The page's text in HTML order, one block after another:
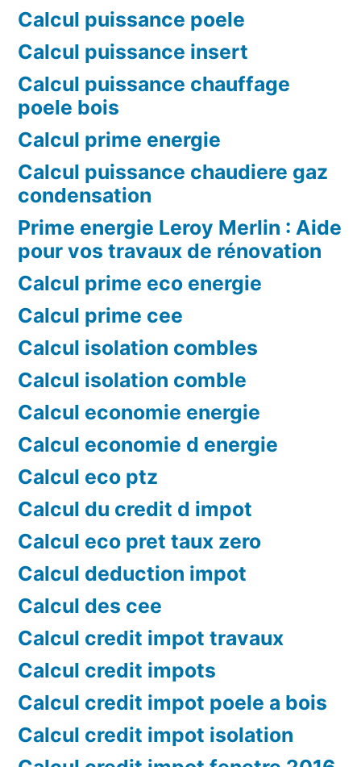
Calcul puissance poele
Calcul puissance insert
Calcul puissance chauffage
poele bois
Calcul prime energie
Calcul puissance chaudiere gaz
condensation
Prime energie Leroy Merlin : Aide
pour vos travaux de rénovation
Calcul prime eco energie
Calcul prime cee
Calcul isolation combles
Calcul isolation comble
Calcul economie energie
Calcul economie d energie
Calcul eco ptz
Calcul du credit d impot
Calcul eco pret taux zero
Calcul deduction impot
Calcul des cee
Calcul credit impot travaux
Calcul credit impots
Calcul credit impot poele a bois
Calcul credit impot isolation